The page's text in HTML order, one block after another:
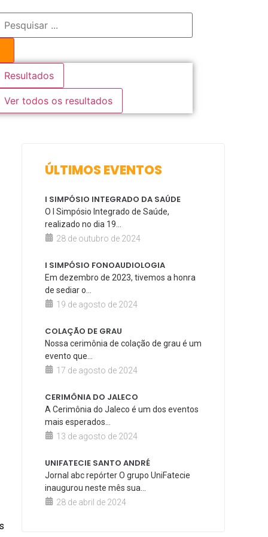
Resultados
Ver todos os resultados
ÚLTIMOS EVENTOS
I SIMPÓSIO INTEGRADO DA SAÚDE
O I Simpósio Integrado de Saúde,
realizado no dia 19...
28 de outubro de 2024
I SIMPÓSIO FONOAUDIOLOGIA
Em dezembro de 2023, tivemos a honra
de sediar o...
19 de agosto de 2024
COLAÇÃO DE GRAU
Nossa cerimônia de colação de grau é um
evento que...
17 de agosto de 2024
CERIMÔNIA DO JALECO
A Cerimônia do Jaleco é um dos eventos
mais esperados...
13 de agosto de 2024
UNIFATECIE SANTO ANDRÉ
Jornal abc repórter O grupo UniFatecie
inaugurou neste mês sua...
28 de abril de 2024